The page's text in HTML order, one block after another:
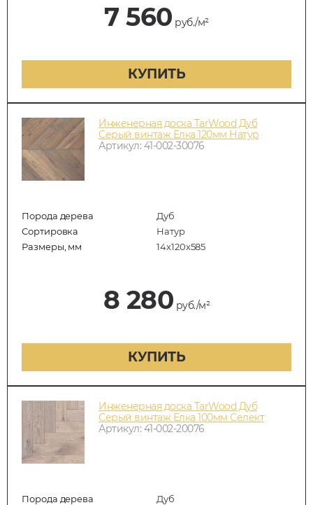
7 560 руб./м²
КУПИТЬ
Инженерная доска TarWood Дуб
Серый винтаж Елка 120мм Натур
Артикул: 41-002-30076
Порода дерева
Дуб
Сортировка
Натур
Размеры, мм
14x120x585
8 280 руб./м²
КУПИТЬ
Инженерная доска TarWood Дуб
Серый винтаж Елка 100мм Селект
Артикул: 41-002-20076
Порода дерева
Дуб